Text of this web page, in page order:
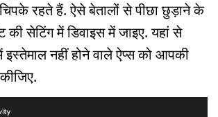
रहते हैं. ऐसे बेतालों से पीछा छुड़ाने के
सेटिंग में डिवाइस में जाइए. यहां से
नहीं होने वाले ऐप्स को आपकी